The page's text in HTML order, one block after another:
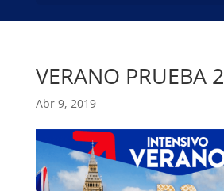
VERANO PRUEBA 2
Abr 9, 2019